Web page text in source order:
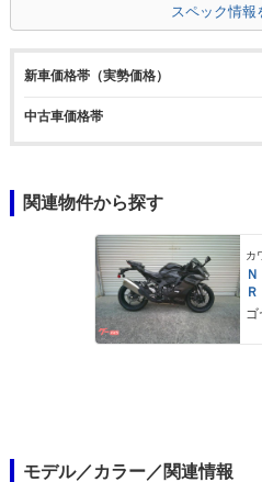
スペック情報
新車価格帯（実勢価格）
中古車価格帯
関連物件から探す
カ
モデル／カラー／関連情報